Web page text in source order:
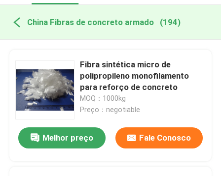
China Fibras de concreto armado (194)
Fibra sintética micro de
polipropileno monofilamento
para reforço de concreto
MOQ：1000kg
Preço：negotiable
Melhor preço Fale Conosco